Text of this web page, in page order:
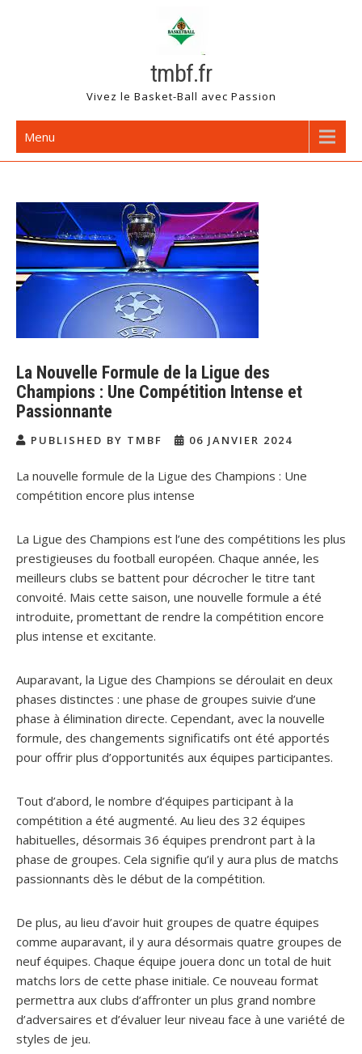
tmbf.fr
Vivez le Basket-Ball avec Passion
Menu
La Nouvelle Formule de la Ligue des
Champions : Une Compétition Intense et
Passionnante
PUBLISHED BY TMBF 06 JANVIER 2024
La nouvelle formule de la Ligue des Champions : Une
compétition encore plus intense
La Ligue des Champions est l’une des compétitions les plus
prestigieuses du football européen. Chaque année, les
meilleurs clubs se battent pour décrocher le titre tant
convoité. Mais cette saison, une nouvelle formule a été
introduite, promettant de rendre la compétition encore
plus intense et excitante.
Auparavant, la Ligue des Champions se déroulait en deux
phases distinctes : une phase de groupes suivie d’une
phase à élimination directe. Cependant, avec la nouvelle
formule, des changements significatifs ont été apportés
pour offrir plus d’opportunités aux équipes participantes.
Tout d’abord, le nombre d’équipes participant à la
compétition a été augmenté. Au lieu des 32 équipes
habituelles, désormais 36 équipes prendront part à la
phase de groupes. Cela signifie qu’il y aura plus de matchs
passionnants dès le début de la compétition.
De plus, au lieu d’avoir huit groupes de quatre équipes
comme auparavant, il y aura désormais quatre groupes de
neuf équipes. Chaque équipe jouera donc un total de huit
matchs lors de cette phase initiale. Ce nouveau format
permettra aux clubs d’affronter un plus grand nombre
d’adversaires et d’évaluer leur niveau face à une variété de
styles de jeu.